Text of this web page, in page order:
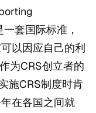
套国际标准，
以因应自己的利
为CRS创立者的
施CRS制度时肯
在各国之间就